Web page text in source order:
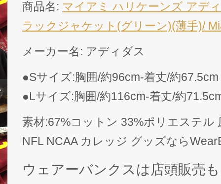
商品名: マイアミ ハリケーンズ アデ
ラックジャケット(グリーン)(薄手)/
メーカー名: アディダス
●Sサイズ:胸囲/約96cm-着丈/約67.5cm
●Lサイズ:胸囲/約116cm-着丈/約
素材:67%コットン 33%ポリエステル
NFL NCAA カレッジ グッズなら
ウェアーバンクスは店頭販売